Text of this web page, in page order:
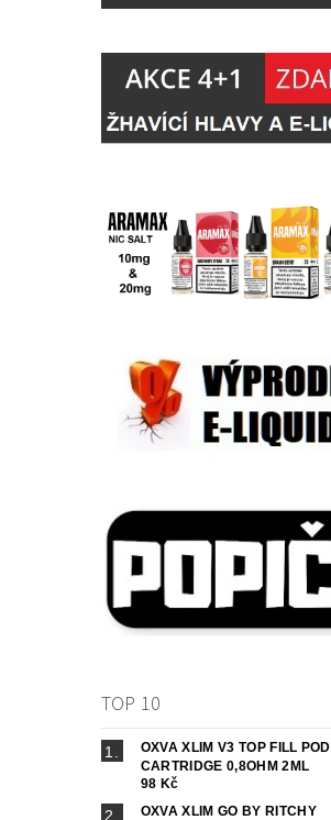
TOP 10
OXVA XLIM V3 TOP FILL POD
CARTRIDGE 0,8OHM 2ML
98 Kč
OXVA XLIM GO BY RITCHY